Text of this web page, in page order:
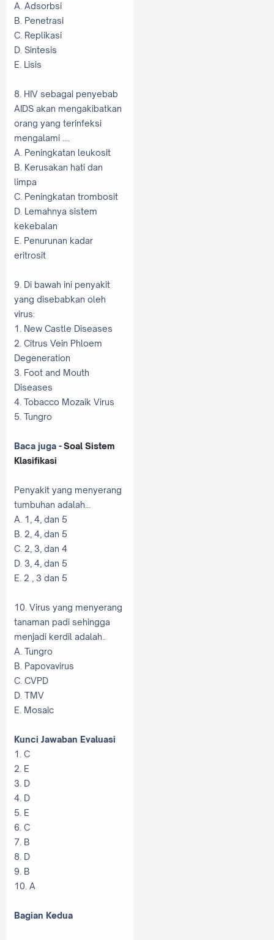
A. Adsorbsi
B. Penetrasi
C. Replikasi
D. Sintesis
E. Lisis
8. HIV sebagai penyebab
AIDS akan mengakibatkan
orang yang terinfeksi
mengalami ....
A. Peningkatan leukosit
B. Kerusakan hati dan
limpa
C. Peningkatan trombosit
D. Lemahnya sistem
kekebalan
E. Penurunan kadar
eritrosit
9. Di bawah ini penyakit
yang disebabkan oleh
virus:
1. New Castle Diseases
2. Citrus Vein Phloem
Degeneration
3. Foot and Mouth
Diseases
4. Tobacco Mozaik Virus
5. Tungro
Baca juga -Soal Sistem
Klasifikasi
Penyakit yang menyerang
tumbuhan adalah...
A. 1, 4, dan 5
B. 2, 4, dan 5
C. 2, 3, dan 4
D. 3, 4, dan 5
E. 2 , 3 dan 5
10. Virus yang menyerang
tanaman padi sehingga
menjadi kerdil adalah..
A. Tungro
B. Papovavirus
C. CVPD
D. TMV
E. Mosaic
Kunci Jawaban Evaluasi
1. C
2. E
3. D
4. D
5. E
6. C
7. B
8. D
9. B
10. A
Bagian Kedua